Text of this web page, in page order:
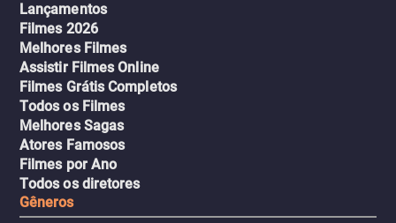
Lançamentos
Filmes 2026
Melhores Filmes
Assistir Filmes Online
Filmes Grátis Completos
Todos os Filmes
Melhores Sagas
Atores Famosos
Filmes por Ano
Todos os diretores
Gêneros